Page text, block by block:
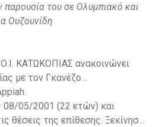
του σε Ολυμπιακό και
Ουζουνίδη
ΚΑΤΩΚΟΠΙΑΣ ανακοινώνει
με τον Γκανέζο
08/05/2001 (22 ετών) και
θέσεις της επίθεσης. Ξεκίνησε